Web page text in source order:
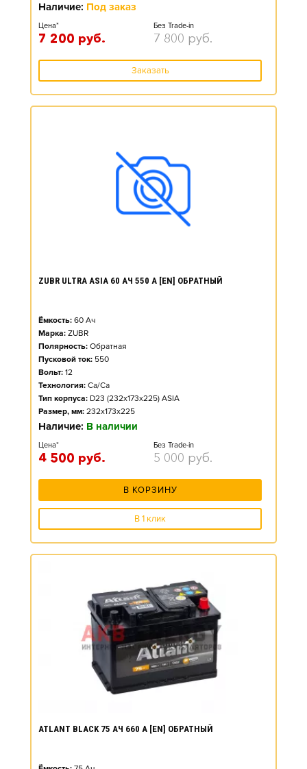
Наличие: Под заказ
Цена*
7 200 руб.
Без Trade-in
7 800 руб.
Заказать
ZUBR ULTRA ASIA 60 АЧ 550 А [EN] ОБРАТНЫЙ
Ёмкость: 60 Ач
Марка: ZUBR
Полярность: Обратная
Пусковой ток: 550
Вольт: 12
Технология: Ca/Ca
Тип корпуса: D23 (232x173x225) ASIA
Размер, мм: 232x173x225
Наличие: В наличии
Цена*
4 500 руб.
Без Trade-in
5 000 руб.
В КОРЗИНУ
В 1 клик
ATLANT BLACK 75 АЧ 660 А [EN] ОБРАТНЫЙ